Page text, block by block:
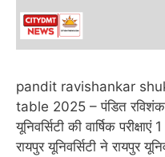
pandit ravishankar
table 2025 – पंडित रविशंकर
यूनिवर्सिटी की वार्षिक
रायपुर यूनिवर्सिटी ने रायपुर